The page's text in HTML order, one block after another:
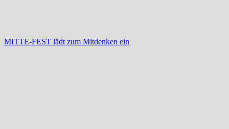
MITTE-FEST lädt zum Mitdenken ein